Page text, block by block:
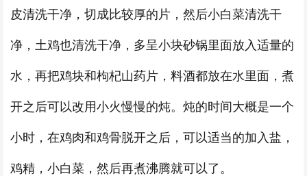
皮清洗干净，切成比较厚的片，然后小白菜清洗干
净，土鸡也清洗干净，多呈小块砂锅里面放入适量的
水，再把鸡块和枸杞山药片，料酒都放在水里面，煮
开之后可以改用小火慢慢的炖。炖的时间大概是一个
小时，在鸡肉和鸡骨脱开之后，可以适当的加入盐，
鸡精，小白菜，然后再煮沸腾就可以了。